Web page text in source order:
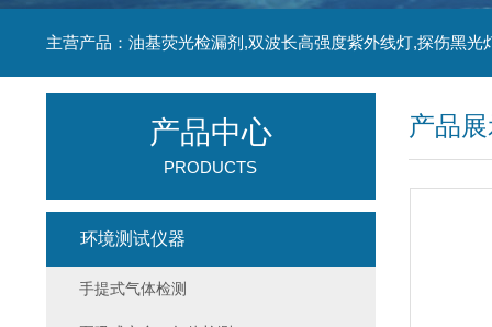
主营产品：油基荧光检漏剂,双波长高强度紫外线灯,探伤黑光
产品
产品中心
PRODUCTS
环境测试仪器
手提式气体检测